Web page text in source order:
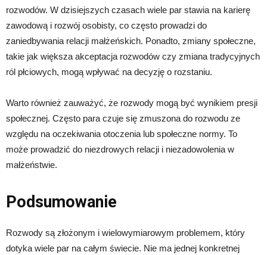
rozwodów. W dzisiejszych czasach wiele par stawia na karierę
zawodową i rozwój osobisty, co często prowadzi do
zaniedbywania relacji małżeńskich. Ponadto, zmiany społeczne,
takie jak większa akceptacja rozwodów czy zmiana tradycyjnych
ról płciowych, mogą wpływać na decyzję o rozstaniu.
Warto również zauważyć, że rozwody mogą być wynikiem presji
społecznej. Często para czuje się zmuszona do rozwodu ze
względu na oczekiwania otoczenia lub społeczne normy. To
może prowadzić do niezdrowych relacji i niezadowolenia w
małżeństwie.
Podsumowanie
Rozwody są złożonym i wielowymiarowym problemem, który
dotyka wiele par na całym świecie. Nie ma jednej konkretnej